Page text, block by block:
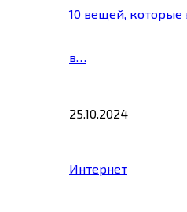
10 вещей, которые
в…
25.10.2024
Интернет